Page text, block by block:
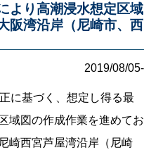
より高潮浸水想定区域
阪湾沿岸（尼崎市、西
2019/08/05-
に基づく、想定し得る最
域図の作成作業を進めてお
崎西宮芦屋湾沿岸（尼崎